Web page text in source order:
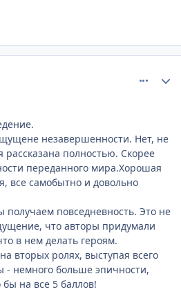
незавершенности. Нет, не
полностью. Скорее
переданного мира.Хорошая
все самобытно и довольно
получаем повседневность. Это не
что авторы придумали
в нем делать героям.
вторых ролях, выступая всего
- немного больше эпичности,
бы на все 5 баллов!